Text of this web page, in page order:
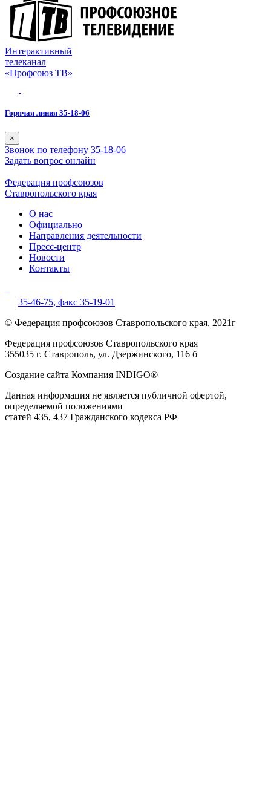
Интерактивный
телеканал
«Профсоюз ТВ»
Горячая линия 35-18-06
×
Звонок по телефону 35-18-06
Задать вопрос онлайн
Федерация профсоюзов
Ставропольского края
О нас
Официально
Направления деятельности
Пресс-центр
Новости
Контакты
35-46-75, факс 35-19-01
© Федерация профсоюзов Ставропольского края, 2021г
Федерация профсоюзов Ставропольского края
355035 г. Ставрополь, ул. Дзержинского, 116 б
Создание сайта Компания INDIGO®
Данная информация не является публичной офертой,
определяемой положениями
статей 435, 437 Гражданского кодекса РФ